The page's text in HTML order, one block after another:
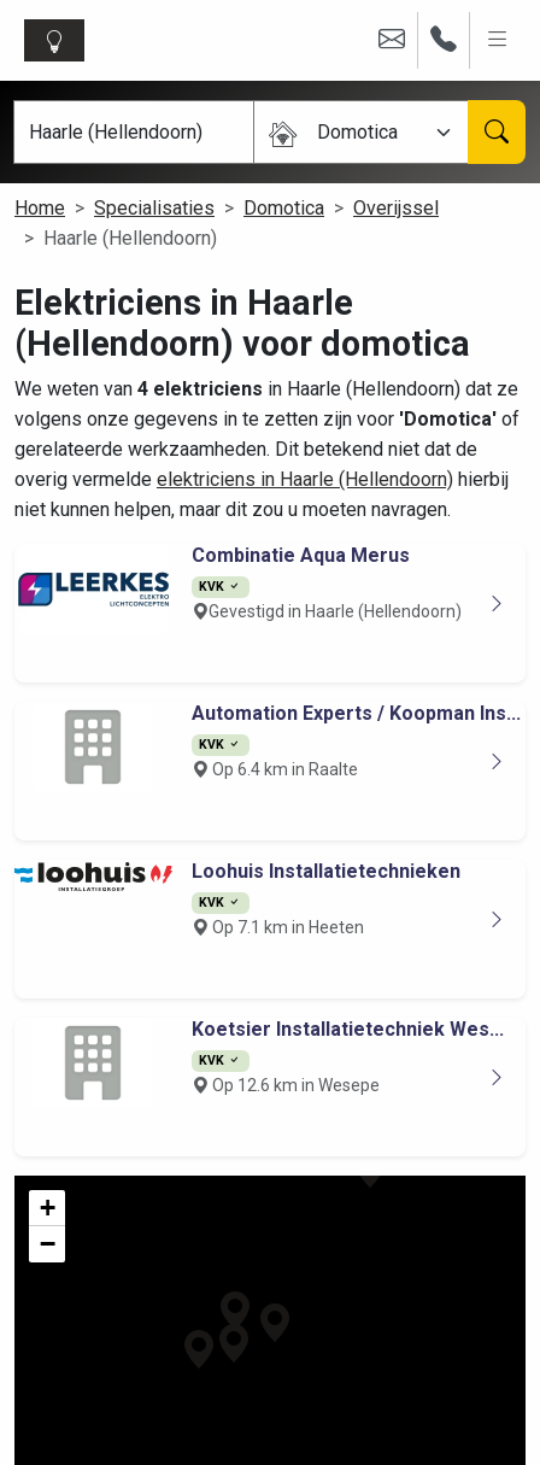
Domotica
Home Specialisaties Domotica
Overijssel
Haarle (Hellendoorn)
Elektriciens in Haarle
(Hellendoorn) voor domotica
We weten van 4 elektriciens in Haarle (Hellendoorn) dat ze
volgens onze gegevens in te zetten zijn voor 'Domotica' of
gerelateerde werkzaamheden. Dit betekend niet dat de
overig vermelde elektriciens in Haarle (Hellendoorn) hierbij
niet kunnen helpen, maar dit zou u moeten navragen.
Combinatie Aqua Merus
KVK
Gevestigd in Haarle (Hellendoorn)
Automation Experts / Koopman Ins...
KVK
Op 6.4 km in Raalte
Loohuis Installatietechnieken
KVK
Op 7.1 km in Heeten
Koetsier Installatietechniek Wes...
KVK
Op 12.6 km in Wesepe
+
−